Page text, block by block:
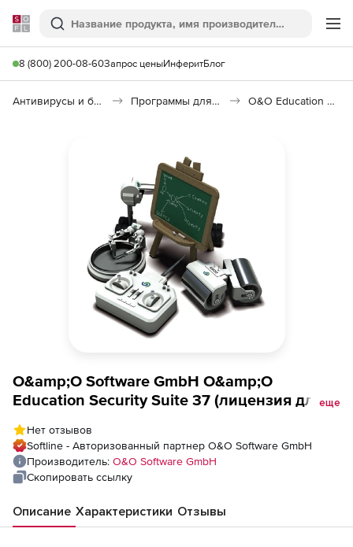
Softline
Поиск
8 (800) 200-08-60Запрос ценыИнферитБлог
Антивирусы и безопасность Программы для защиты информации O&O Education Security Suite 37
O&amp;O Software GmbH O&amp;O
Education Security Suite 37 (лицензия для
до 10000 Students
еще
Нет отзывов
Softline - Авторизованный партнер O&O Software GmbH
Производитель: O&O Software GmbH
Скопировать ссылку
Описание Характеристики Отзывы